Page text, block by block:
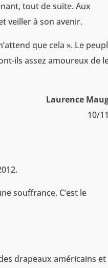
tout de suite. Aux
veiller à son avenir.
que cela ». Le
ils assez amoureux de
Laurence
10/
souffrance. C’est le
drapeaux américains et